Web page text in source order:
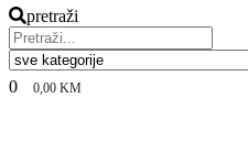
pretraži
0 0,00 KM